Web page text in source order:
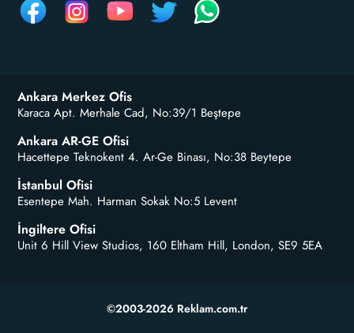
Ankara Merkez Ofis
Karaca Apt. Merhale Cad, No:39/1 Beştepe
Ankara AR-GE Ofisi
Hacettepe Teknokent 4. Ar-Ge Binası, No:38 Beytepe
İstanbul Ofisi
Esentepe Mah. Harman Sokak No:5 Levent
İngiltere Ofisi
Unit 6 Hill View Studios, 160 Eltham Hill, London, SE9 5EA
©2003-2026 Reklam.com.tr